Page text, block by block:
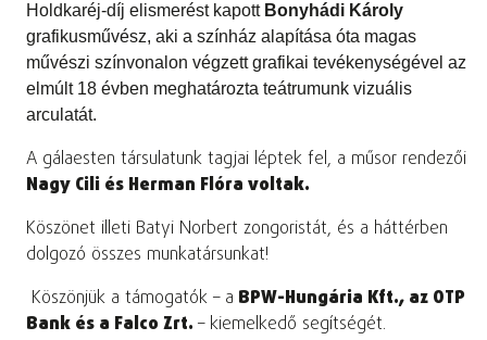
Holdkaréj-díj elismerést kapott Bonyhádi Károly
grafikusművész, aki a színház alapítása óta magas
művészi színvonalon végzett grafikai tevékenységével az
elmúlt 18 évben meghatározta teátrumunk vizuális
arculatát.
A gálaesten társulatunk tagjai léptek fel, a műsor rendezői
Nagy Cili és Herman Flóra voltak.
Köszönet illeti Batyi Norbert zongoristát, és a háttérben
dolgozó összes munkatársunkat!
Köszönjük a támogatók – a BPW-Hungária Kft., az OTP
Bank és a Falco Zrt. – kiemelkedő segítségét.